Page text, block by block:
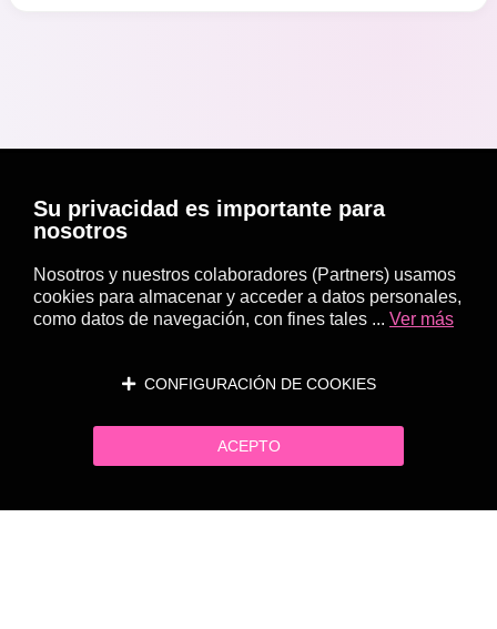
Su privacidad es importante para
nosotros
Nosotros y nuestros colaboradores (Partners) usamos
cookies para almacenar y acceder a datos personales,
como datos de navegación, con fines tales ... Ver más
CONFIGURACIÓN DE COOKIES
ACEPTO